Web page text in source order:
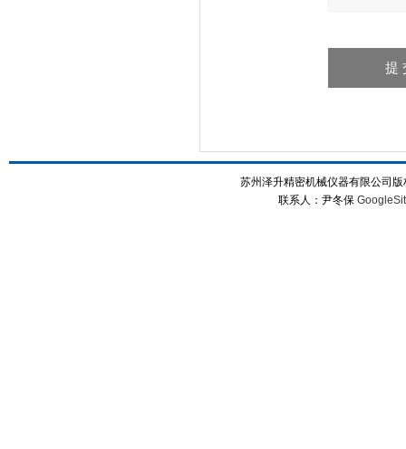
苏州泽升精密机械仪器有限公司
联系人：尹冬保